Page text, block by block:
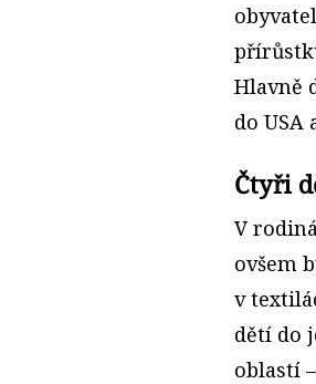
Hlavně
do USA
Čtyři
V
ovšem
v
dětí do
oblastí